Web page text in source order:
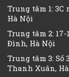
Trung tâm 1: 3C
Hà Nội
Trung tâm 2: 17-
Đình, Hà Nội
Trung tâm 3: Số
Thanh Xuân,